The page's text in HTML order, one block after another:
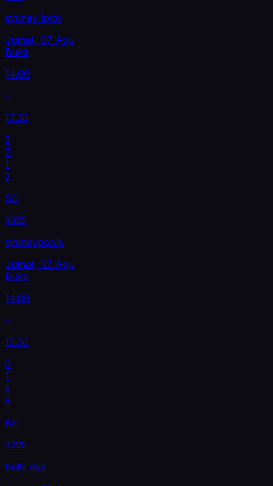
sydney lotto
Jumat, 07 Agu
Buka
14.00
13.30
3
7
1
2
SD
3325
sydneypools
Jumat, 07 Agu
Buka
14.00
13.30
0
1
5
8
BE
3325
bulls eye